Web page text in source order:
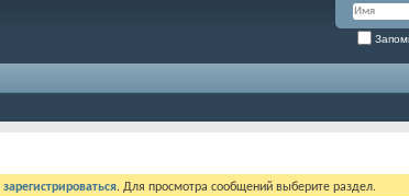
зарегистрироваться. Для просмотра сообщений выберите раздел.